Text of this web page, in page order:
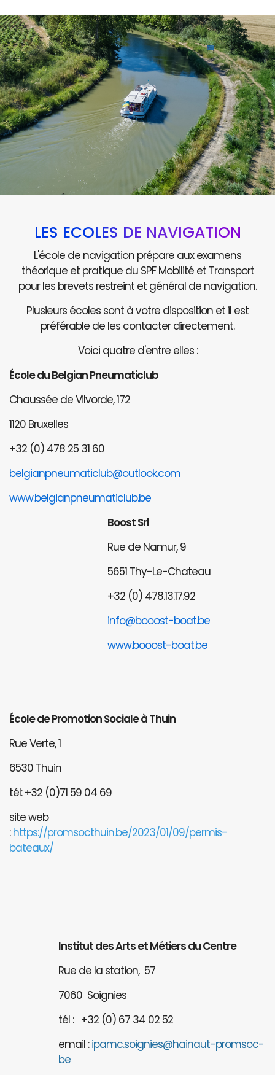
LES ÉCOLES DE NAVIGATION
L'école de navigation prépare aux examens
théorique et pratique du SPF Mobilité et Transport
pour les brevets restreint et général de navigation.
Plusieurs écoles sont à votre disposition et il est
préférable de les contacter directement.
Voici quatre d'entre elles :
École du Belgian Pneumaticlub
Chaussée de Vilvorde, 172
1120 Bruxelles
+32 (0) 478 25 31 60
belgianpneumaticlub@outlook.com
www.belgianpneumaticlub.be
Boost Srl
Rue de Namur, 9
5651 Thy-Le-Chateau
+32 (0) 478.13.17.92
info@booost-boat.be
www.booost-boat.be
École de Promotion Sociale à Thuin
Rue Verte, 1
6530 Thuin
tél: +32 (0)71 59 04 69
site web
:https://promsocthuin.be/2023/01/09/permis-
bateaux/
Institut des Arts et Métiers du Centre
Rue de la station, 57
7060 Soignies
tél : +32 (0) 67 34 02 52
email :ipamc.soignies@hainaut-promsoc-
be